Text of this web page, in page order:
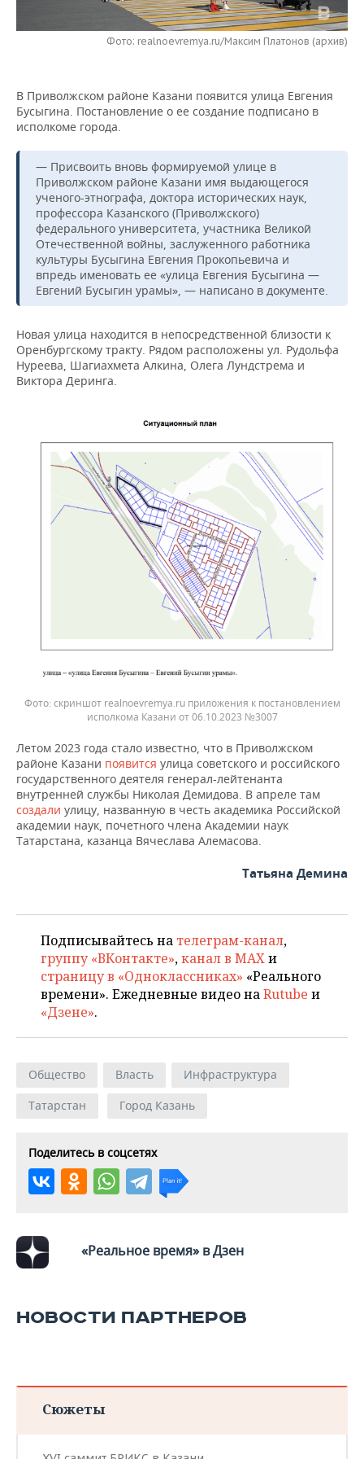
НЕФТЕХИМИЯ
ЭНЕРГЕТИКА
РОЗНИЧНАЯ ТОРГОВЛЯ
УСЛУГИ
НОВОСТИ ТЕХНОЛОГИЙ
МЕДИА
МЕРОПРИЯТИЯ
ВЫЕЗДНАЯ РЕДАКЦИЯ
ONLINE-КОНФЕРЕНЦИИ
ОТКРЫТАЯ ЛЕКЦИЯ
НОВОСТИ СПОРТА
ХОККЕЙ
БАСКЕТБОЛ
ВОЛЕЙБОЛ
КИБЕРСПОРТ
ФИГУРНОЕ КАТАНИЕ
ВОДНЫЕ ВИДЫ СПОРТА
ОБЩЕСТВО
ВЛАСТЬ
ИНФРАСТРУКТУРА
ИСТОРИЯ
КУЛЬТУРА
МЕДИЦИНА
ОБРАЗОВАНИЕ
СЮЖЕТЫ
СПРАВОЧНИК
СПИСОК ПЕРСОН
СПИСОК КОМПАНИЙ
ПОЛНАЯ ВЕРСИЯ
Фото: realnoevremya.ru/Максим Платонов (архив)
В Приволжском районе Казани появится улица Евгения
Бусыгина. Постановление о ее создание подписано в
исполкоме города.
— Присвоить вновь формируемой улице в
Приволжском районе Казани имя выдающегося
ученого-этнографа, доктора исторических наук,
профессора Казанского (Приволжского)
федерального университета, участника Великой
Отечественной войны, заслуженного работника
культуры Бусыгина Евгения Прокопьевича и
впредь именовать ее «улица Евгения Бусыгина —
Евгений Бусыгин урамы», — написано в документе.
Новая улица находится в непосредственной близости к
Оренбургскому тракту. Рядом расположены ул. Рудольфа
Нуреева, Шагиахмета Алкина, Олега Лундстрема и
Виктора Деринга.
скриншот realnoevremya.ru приложения к постановлением
исполкома Казани от 06.10.2023 №3007
Летом 2023 года стало известно, что в Приволжском
районе Казани появится улица советского и российского
государственного деятеля генерал-лейтенанта
внутренней службы Николая Демидова. В апреле там
создали улицу, названную в честь академика Российской
академии наук, почетного члена Академии наук
Татарстана, казанца Вячеслава Алемасова.
Татьяна Демина
Подписывайтесь на телеграм-канал,
группу «ВКонтакте»,канал в MAXи
страницу в «Одноклассниках» «Реального
времени». Ежедневные видео наRutube и
«Дзене».
Общество Власть
Инфраструктура
Татарстан
Город Казань
Поделитесь в соцсетях
«Реальное время» в Дзен
НОВОСТИ ПАРТНЕРОВ
Сюжеты